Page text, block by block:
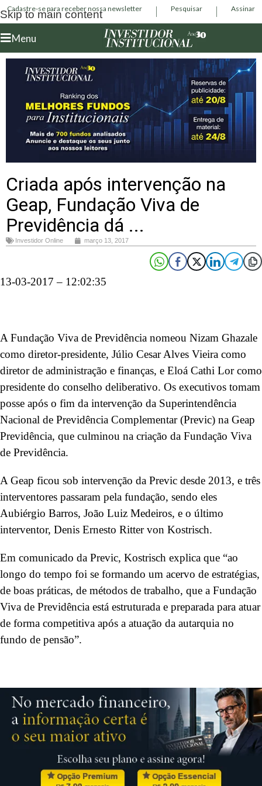
Skip to main content
Cadastre-se para receber nossa newsletter Pesquisar Assinar
Menu
Criada após intervenção na
Geap, Fundação Viva de
Previdência dá ...
Investidor Online março 13, 2017
13-03-2017 – 12:02:35
A Fundação Viva de Previdência nomeou Nizam Ghazale
como diretor-presidente, Júlio Cesar Alves Vieira como
diretor de administração e finanças, e Eloá Cathi Lor como
presidente do conselho deliberativo. Os executivos tomam
posse após o fim da intervenção da Superintendência
Nacional de Previdência Complementar (Previc) na Geap
Previdência, que culminou na criação da Fundação Viva
de Previdência.
A Geap ficou sob intervenção da Previc desde 2013, e três
interventores passaram pela fundação, sendo eles
Aubiérgio Barros, João Luiz Medeiros, e o último
interventor, Denis Ernesto Ritter von Kostrisch.
Em comunicado da Previc, Kostrisch explica que “ao
longo do tempo foi se formando um acervo de estratégias,
de boas práticas, de métodos de trabalho, que a Fundação
Viva de Previdência está estruturada e preparada para atuar
de forma competitiva após a atuação da autarquia no
fundo de pensão”.